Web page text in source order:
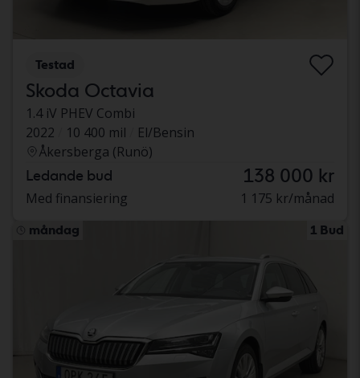
Testad
Skoda Octavia
1.4 iV PHEV Combi
2022
10 400 mil
El/Bensin
Åkersberga (Runö)
Ledande bud 138 000 kr
Med finansiering 1 175 kr/månad
måndag 1 Bud